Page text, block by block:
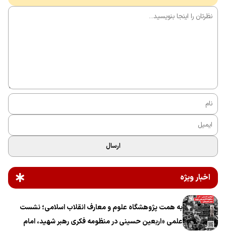
ارسال
اخبار ویژه
به همت پژوهشگاه علوم و معارف انقلاب اسلامی؛ نشست
علمی «اربعین حسینی در منظومه فکری رهبر شهید، امام